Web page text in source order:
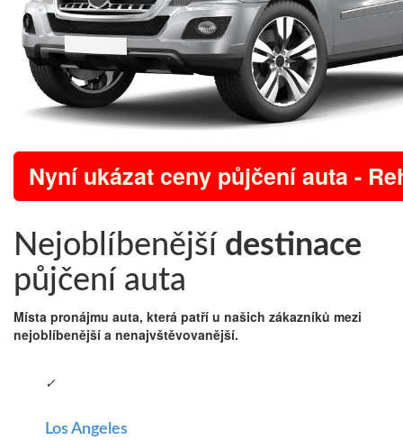
Nyní ukázat ceny půjčení auta -
Nejoblíbenější destinace
půjčení auta
Místa pronájmu auta, která patří u našich zákazníků mezi
nejoblíbenější a nenajvštěvovanější.
✓
Los Angeles